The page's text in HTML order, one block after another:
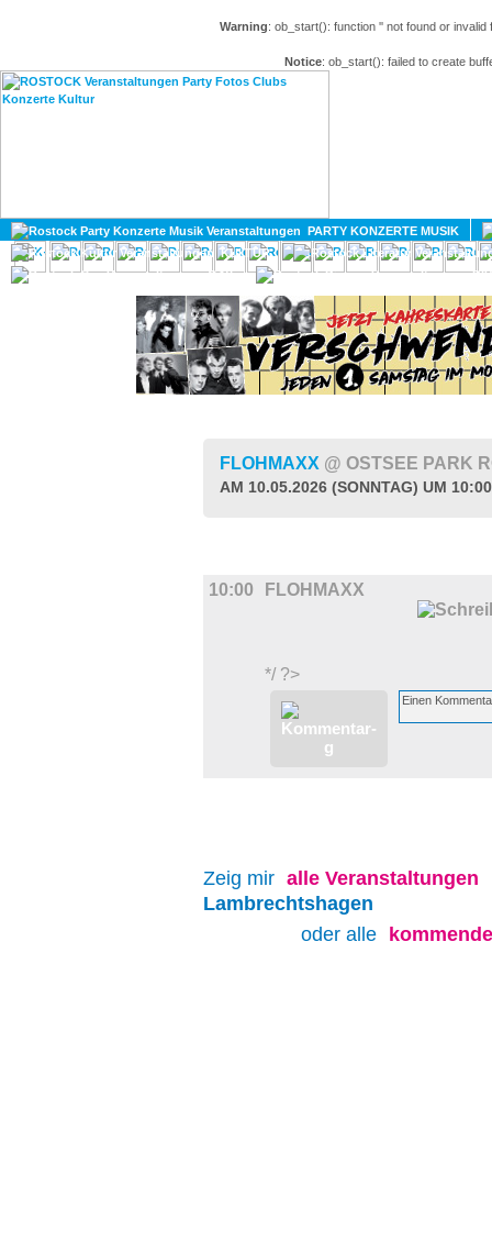
Warning: ob_start(): function '' not found or
Notice: ob_start(): failed to create
PARTY KONZERTE MUSIK
KULTUR
GAY
FLOHMAXX @ OSTSEE PARK
AM 10.05.2026 (SONNTAG) UM
10:00 FLOHMAXX
*/ ?>
Zeig mir alle Veranstaltungen
Lambrechtshagen
oder alle